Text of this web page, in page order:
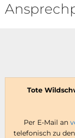
Tote
Per E-Mail an
telefonisch zu